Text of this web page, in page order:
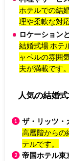
ホテルでの結
理や柔軟な対
ロケーション
結婚式場 ホテ
ャペルの雰囲
夫が満載です。
人気の結婚
ザ・リッツ・
高層階からの
テルです。
帝国ホテル東